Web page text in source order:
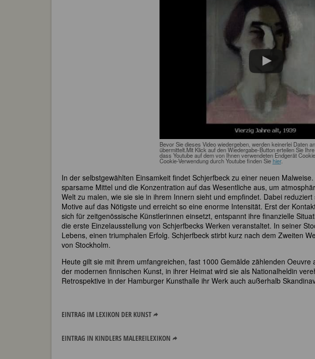
Bevor Sie dieses Video wiedergeben, werden keinerlei Daten
übermittelt.Mit Klick auf den Wiedergabe-Button erteilen Sie Ihre
dass Youtube auf dem von Ihnen verwendeten Endgerät
Cookie-Verwendung durch Youtube finden Siehier.
In der selbstgewählten Einsamkeit findet Schjerfbeck zu einer neuen
sparsame Mittel und die Konzentration auf das Wesentliche aus, um
Welt zu malen, wie sie sie in ihrem Innern sieht und empfindet. Dabei
Motive auf das Nötigste und erreicht so eine enorme Intensität. Erst der
sich für zeitgenössische Künstlerinnen einsetzt, entspannt ihre finanzielle
die erste Einzelausstellung von Schjerfbecks Werken veranstaltet. In seiner
Lebens, einen triumphalen Erfolg. Schjerfbeck stirbt kurz nach dem Zweiten
von Stockholm.
Heute gilt sie mit ihrem umfangreichen, fast 1000 Gemälde zählenden
der modernen finnischen Kunst, in ihrer Heimat wird sie als Nationalheldin
Retrospektive in der Hamburger Kunsthalle ihr Werk auch außerhalb
EINTRAG IM LEXIKON DER KUNST
EINTRAG IN KINDLERS MALEREILEXIKON